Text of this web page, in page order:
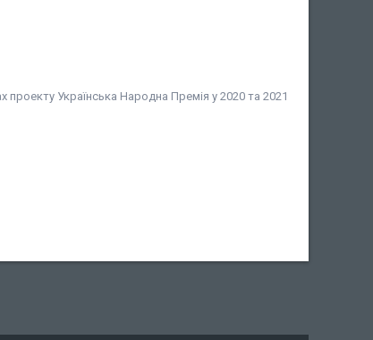
Українська Народна Премія у 2020 та 2021